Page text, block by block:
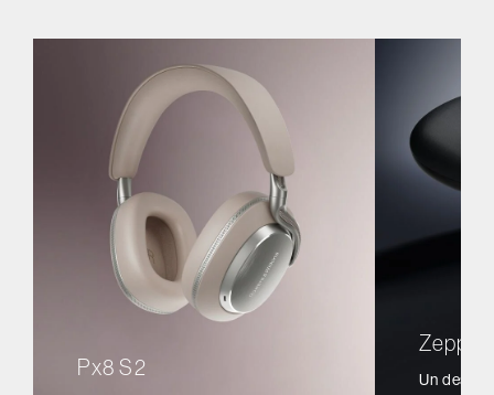
Px8 S2
Un